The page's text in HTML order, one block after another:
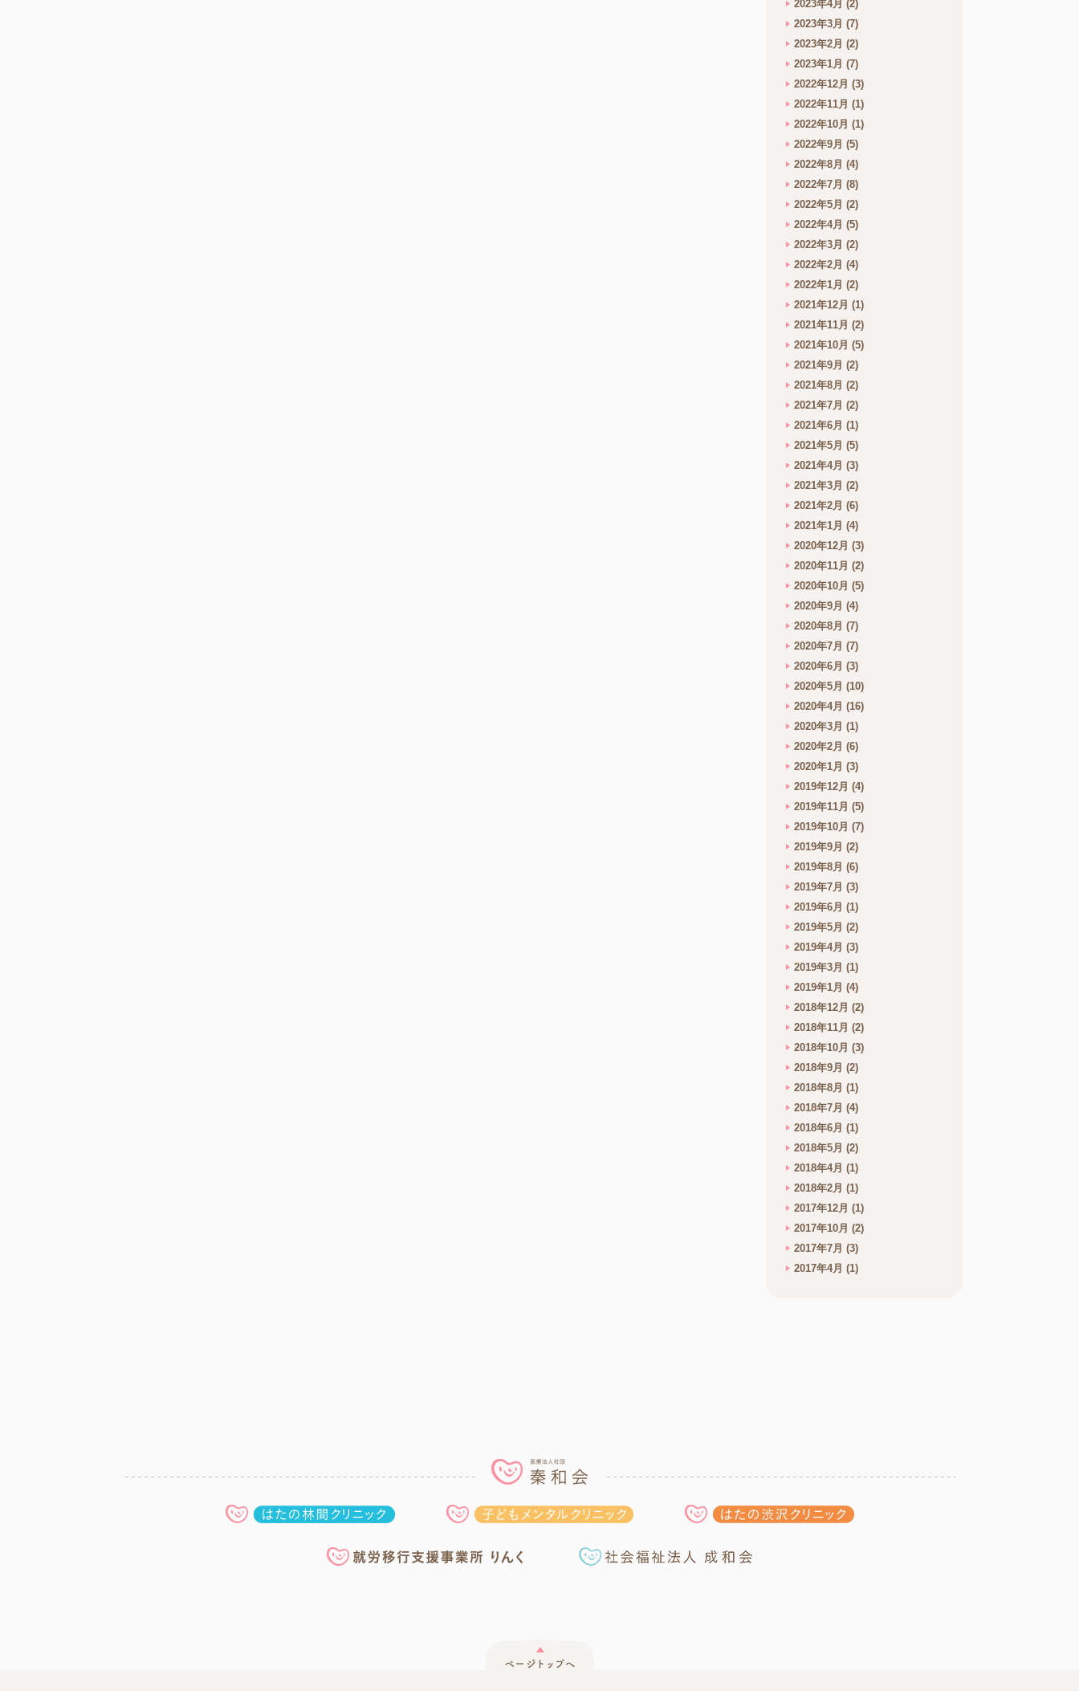
2023年4月 (2)
2023年3月 (7)
2023年2月 (2)
2023年1月 (7)
2022年12月 (3)
2022年11月 (1)
2022年10月 (1)
2022年9月 (5)
2022年8月 (4)
2022年7月 (8)
2022年5月 (2)
2022年4月 (5)
2022年3月 (2)
2022年2月 (4)
2022年1月 (2)
2021年12月 (1)
2021年11月 (2)
2021年10月 (5)
2021年9月 (2)
2021年8月 (2)
2021年7月 (2)
2021年6月 (1)
2021年5月 (5)
2021年4月 (3)
2021年3月 (2)
2021年2月 (6)
2021年1月 (4)
2020年12月 (3)
2020年11月 (2)
2020年10月 (5)
2020年9月 (4)
2020年8月 (7)
2020年7月 (7)
2020年6月 (3)
2020年5月 (10)
2020年4月 (16)
2020年3月 (1)
2020年2月 (6)
2020年1月 (3)
2019年12月 (4)
2019年11月 (5)
2019年10月 (7)
2019年9月 (2)
2019年8月 (6)
2019年7月 (3)
2019年6月 (1)
2019年5月 (2)
2019年4月 (3)
2019年3月 (1)
2019年1月 (4)
2018年12月 (2)
2018年11月 (2)
2018年10月 (3)
2018年9月 (2)
2018年8月 (1)
2018年7月 (4)
2018年6月 (1)
2018年5月 (2)
2018年4月 (1)
2018年2月 (1)
2017年12月 (1)
2017年10月 (2)
2017年7月 (3)
2017年4月 (1)
はたの林間クリニック 子どもメンタルクリニック はたの渋沢クリニック
就労移行支援事業所りんく